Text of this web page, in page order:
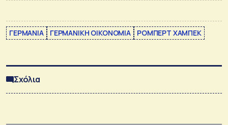
ΓΕΡΜΑΝΙΑ ΓΕΡΜΑΝΙΚΗ ΟΙΚΟΝΟΜΙΑ ΡΟΜΠΕΡΤ ΧΑΜΠΕΚ
Σχόλια